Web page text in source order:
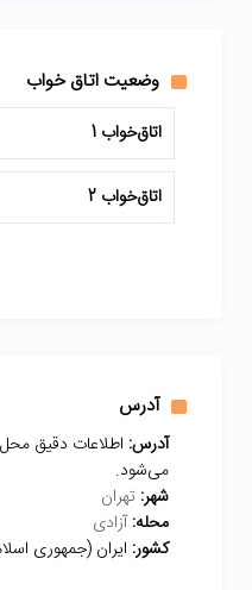
وضعیت اتاق خواب
اتاق‌خواب 1
اتاق‌خواب 2
آدرس
آدرس: اطلاعات دقیق محل
می‌شود.
شهر: تهران
محله: آزادی
کشور: ایران (جمهوری